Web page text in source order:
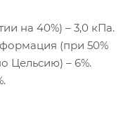
на 40%) – 3,0 кПа.
(при 50%
Цельсию) – 6%.